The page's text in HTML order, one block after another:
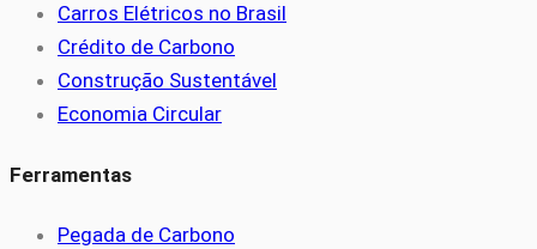
Carros Elétricos no Brasil
Crédito de Carbono
Construção Sustentável
Economia Circular
Ferramentas
Pegada de Carbono